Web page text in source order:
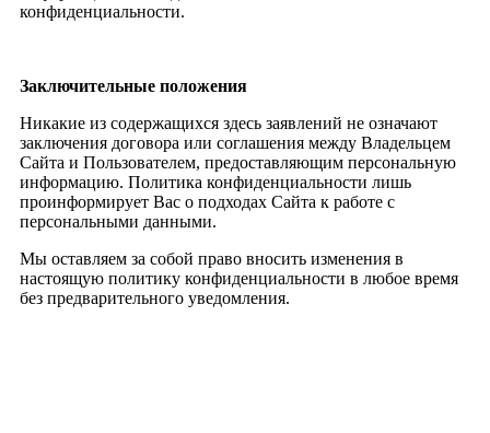
конфиденциальности.
Заключительные положения
Никакие из содержащихся здесь заявлений не означают
заключения договора или соглашения между Владельцем
Сайта и Пользователем, предоставляющим персональную
информацию. Политика конфиденциальности лишь
проинформирует Вас о подходах Сайта к работе с
персональными данными.
Мы оставляем за собой право вносить изменения в
настоящую политику конфиденциальности в любое время
без предварительного уведомления.